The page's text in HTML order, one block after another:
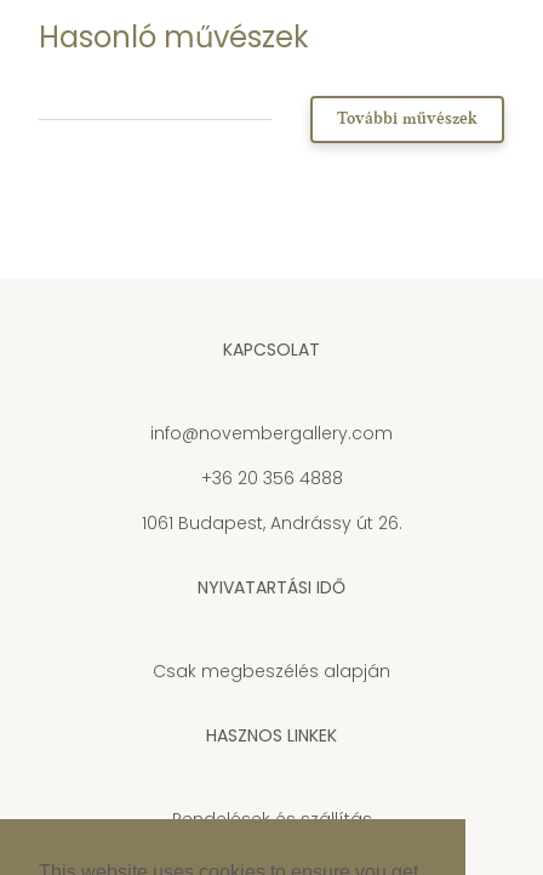
Hasonló művészek
További művészek
KAPCSOLAT
info@novembergallery.com
+36 20 356 4888
1061 Budapest, Andrássy út 26.
NYIVATARTÁSI IDŐ
Csak megbeszélés alapján
HASZNOS LINKEK
Rendelések és szállítás
Adatkezelési tájékoztató